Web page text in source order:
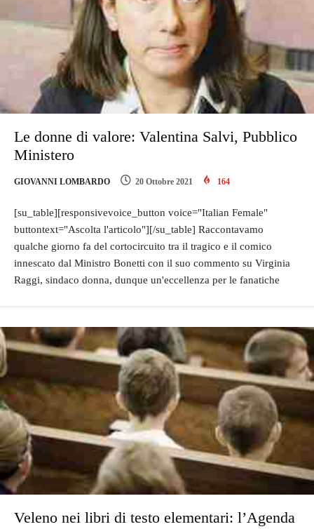
Le donne di valore: Valentina Salvi, Pubblico
Ministero
GIOVANNI LOMBARDO 20 Ottobre 2021 164
[su_table][responsivevoice_button voice="Italian Female"
buttontext="Ascolta l'articolo"][/su_table] Raccontavamo
qualche giorno fa del cortocircuito tra il tragico e il comico
innescato dal Ministro Bonetti con il suo commento su Virginia
Raggi, sindaco donna, dunque un'eccellenza per le fanatiche
Veleno nei libri di testo elementari: l’Agenda